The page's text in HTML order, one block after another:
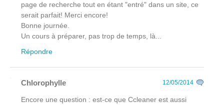
page de recherche tout en étant "entré" dans un site, ce
serait parfait! Merci encore!
Bonne journée.
Un cours à préparer, pas trop de temps, là...
Répondre
Chlorophylle 12/05/2014
Encore une question : est-ce que Ccleaner est aussi